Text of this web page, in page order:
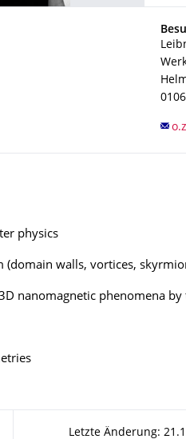
physics
(domain walls, vortices,
nanomagnetic phenomena
Letzte Änderung: